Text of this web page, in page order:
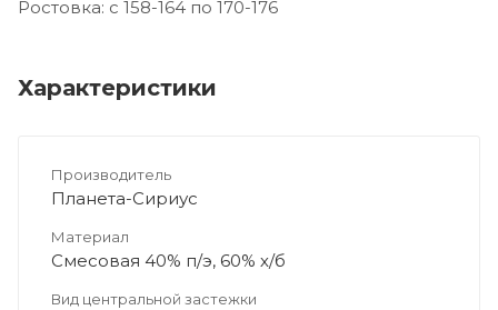
Ростовка: с 158-164 по 170-176
Характеристики
Производитель
Планета-Сириус
Материал
Смесовая 40% п/э, 60% х/б
Вид центральной застежки